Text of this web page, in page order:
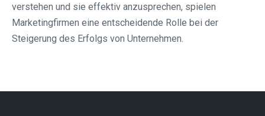
verstehen und sie effektiv anzusprechen, spielen
Marketingfirmen eine entscheidende Rolle bei der
Steigerung des Erfolgs von Unternehmen.